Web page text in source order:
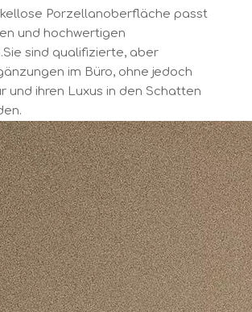
Porzellanoberfläche passt
und hochwertigen
sind qualifizierte, aber
im Büro, ohne jedoch
und ihren Luxus in den Schatten